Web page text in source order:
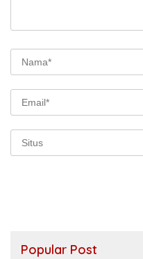
Popular Post